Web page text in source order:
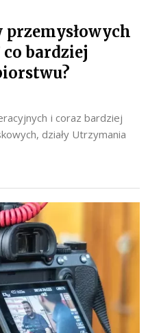
bardziej
i coraz bardziej
działy Utrzymania